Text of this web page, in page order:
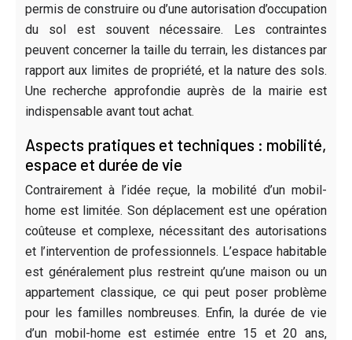
permis de construire ou d’une autorisation d’occupation
du sol est souvent nécessaire. Les contraintes
peuvent concerner la taille du terrain, les distances par
rapport aux limites de propriété, et la nature des sols.
Une recherche approfondie auprès de la mairie est
indispensable avant tout achat.
Aspects pratiques et techniques : mobilité,
espace et durée de vie
Contrairement à l’idée reçue, la mobilité d’un mobil-
home est limitée. Son déplacement est une opération
coûteuse et complexe, nécessitant des autorisations
et l’intervention de professionnels. L’espace habitable
est généralement plus restreint qu’une maison ou un
appartement classique, ce qui peut poser problème
pour les familles nombreuses. Enfin, la durée de vie
d’un mobil-home est estimée entre 15 et 20 ans,